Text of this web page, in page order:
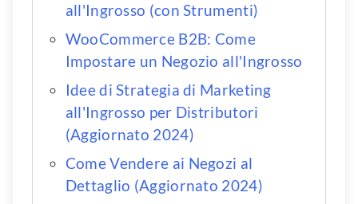
all'Ingrosso (con Strumenti)
WooCommerce B2B: Come
Impostare un Negozio all'Ingrosso
Idee di Strategia di Marketing
all'Ingrosso per Distributori
(Aggiornato 2024)
Come Vendere ai Negozi al
Dettaglio (Aggiornato 2024)